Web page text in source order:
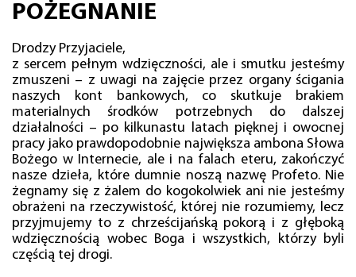
POŻEGNANIE
Drodzy Przyjaciele,
z sercem pełnym wdzięczności, ale i smutku jesteśmy
zmuszeni – z uwagi na zajęcie przez organy ścigania
naszych kont bankowych, co skutkuje brakiem
materialnych środków potrzebnych do dalszej
działalności – po kilkunastu latach pięknej i owocnej
pracy jako prawdopodobnie największa ambona Słowa
Bożego w Internecie, ale i na falach eteru, zakończyć
nasze dzieła, które dumnie noszą nazwę Profeto. Nie
żegnamy się z żalem do kogokolwiek ani nie jesteśmy
obrażeni na rzeczywistość, której nie rozumiemy, lecz
przyjmujemy to z chrześcijańską pokorą i z głęboką
wdzięcznością wobec Boga i wszystkich, którzy byli
częścią tej drogi.